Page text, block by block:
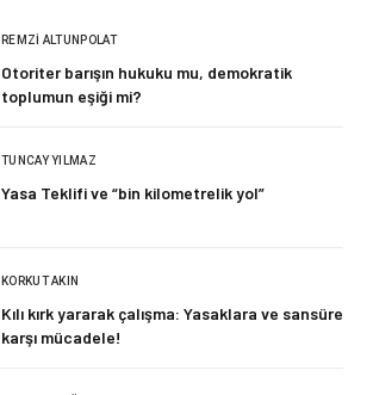
REMZI ALTUNPOLAT
Otoriter barışın hukuku mu, demokratik
toplumun eşiği mi?
TUNCAY YILMAZ
Yasa Teklifi ve “bin kilometrelik yol”
KORKUT AKIN
Kılı kırk yararak çalışma: Yasaklara ve sansüre
karşı mücadele!